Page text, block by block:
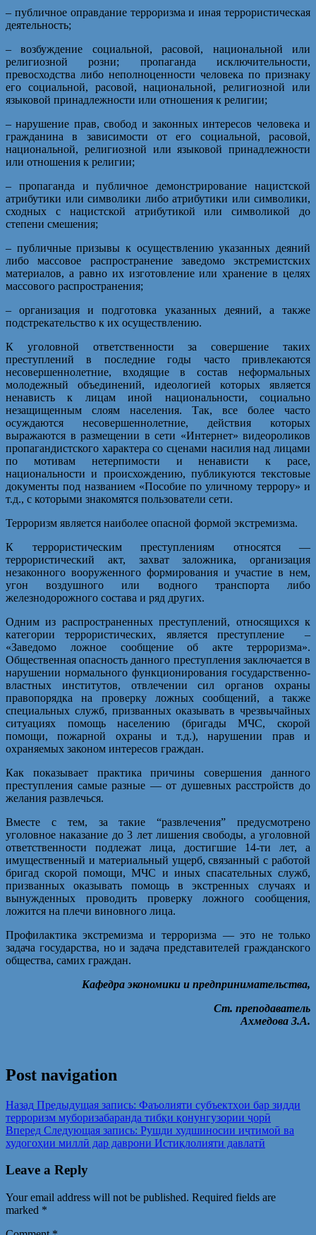
– публичное оправдание терроризма и иная террористическая
деятельность;
– возбуждение социальной, расовой, национальной или
религиозной розни; пропаганда исключительности,
превосходства либо неполноценности человека по признаку
его социальной, расовой, национальной, религиозной или
языковой принадлежности или отношения к религии;
– нарушение прав, свобод и законных интересов человека и
гражданина в зависимости от его социальной, расовой,
национальной, религиозной или языковой принадлежности
или отношения к религии;
– пропаганда и публичное демонстрирование нацистской
атрибутики или символики либо атрибутики или символики,
сходных с нацистской атрибутикой или символикой до
степени смешения;
– публичные призывы к осуществлению указанных деяний
либо массовое распространение заведомо экстремистских
материалов, а равно их изготовление или хранение в целях
массового распространения;
– организация и подготовка указанных деяний, а также
подстрекательство к их осуществлению.
К уголовной ответственности за совершение таких
преступлений в последние годы часто привлекаются
несовершеннолетние, входящие в состав неформальных
молодежный объединений, идеологией которых является
ненависть к лицам иной национальности, социально
незащищенным слоям населения. Так, все более часто
осуждаются несовершеннолетние, действия которых
выражаются в размещении в сети «Интернет» видеороликов
пропагандистского характера со сценами насилия над лицами
по мотивам нетерпимости и ненависти к расе,
национальности и происхождению, публикуются текстовые
документы под названием «Пособие по уличному террору» и
т.д., с которыми знакомятся пользователи сети.
Терроризм является наиболее опасной формой экстремизма.
К террористическим преступлениям относятся —
террористический акт, захват заложника, организация
незаконного вооруженного формирования и участие в нем,
угон воздушного или водного транспорта либо
железнодорожного состава и ряд других.
Одним из распространенных преступлений, относящихся к
категории террористических, является преступление –
«Заведомо ложное сообщение об акте терроризма».
Общественная опасность данного преступления заключается в
нарушении нормального функционирования государственно-
властных институтов, отвлечении сил органов охраны
правопорядка на проверку ложных сообщений, а также
специальных служб, призванных оказывать в чрезвычайных
ситуациях помощь населению (бригады МЧС, скорой
помощи, пожарной охраны и т.д.), нарушении прав и
охраняемых законом интересов граждан.
Как показывает практика причины совершения данного
преступления самые разные — от душевных расстройств до
желания развлечься.
Вместе с тем, за такие “развлечения” предусмотрено
уголовное наказание до 3 лет лишения свободы, а уголовной
ответственности подлежат лица, достигшие 14-ти лет, а
имущественный и материальный ущерб, связанный с работой
бригад скорой помощи, МЧС и иных спасательных служб,
призванных оказывать помощь в экстренных случаях и
вынужденных проводить проверку ложного сообщения,
ложится на плечи виновного лица.
Профилактика экстремизма и терроризма — это не только
задача государства, но и задача представителей гражданского
общества, самих граждан.
Кафедра экономики и предпринимательства,
Ст. преподаватель
Ахмедова З.А.
Post navigation
Назад Предыдущая запись: Фаъолияти субъектҳои бар зидди
терроризм муборизабаранда тибқи қонунгузории ҷорӣ
Вперед Следующая запись: Рушди худшиносии иҷтимоӣ ва
худогоҳии миллӣ дар даврони Истиқлолияти давлатӣ
Leave a Reply
Your email address will not be published. Required fields are
marked *